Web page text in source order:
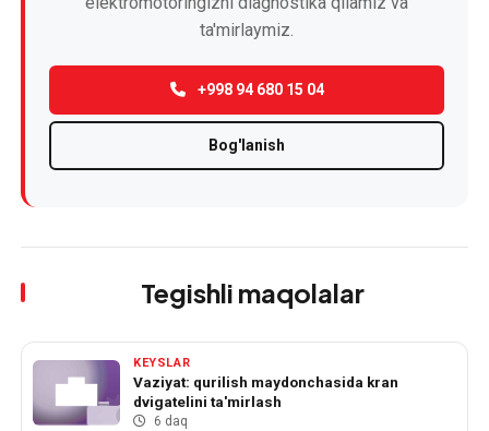
ta'mirlaymiz.
+998 94 680 15 04
Bog'lanish
Tegishli maqolalar
KEYSLAR
Vaziyat: qurilish maydonchasida kran
dvigatelini ta'mirlash
6 daq